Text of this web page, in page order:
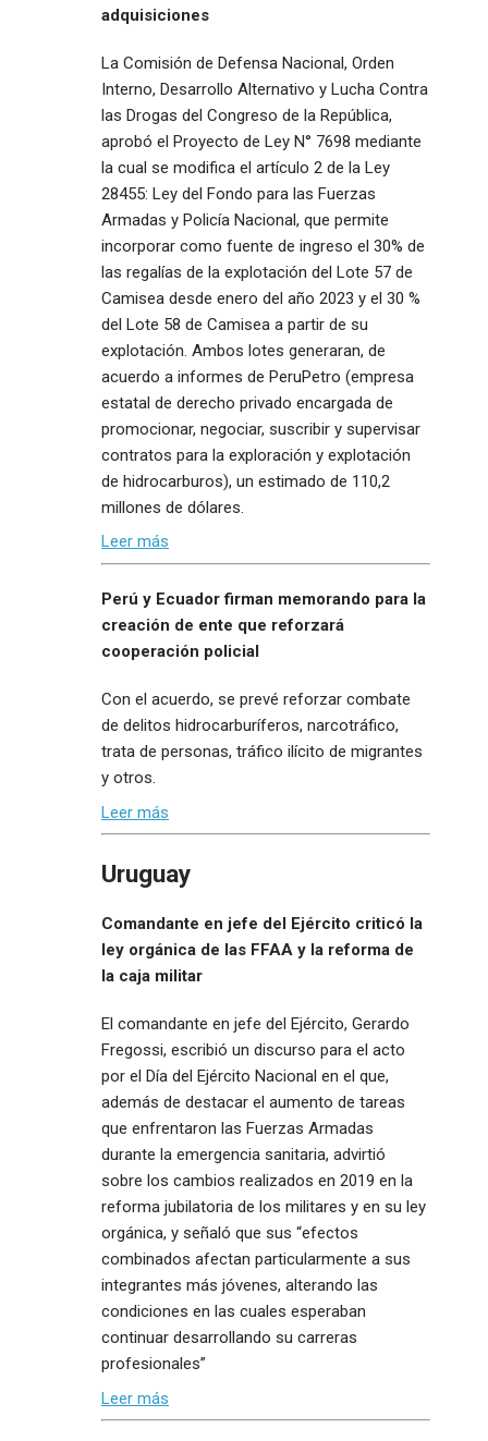
adquisiciones
La Comisión de Defensa Nacional, Orden
Interno, Desarrollo Alternativo y Lucha Contra
las Drogas del Congreso de la República,
aprobó el Proyecto de Ley N° 7698 mediante
la cual se modifica el artículo 2 de la Ley
28455: Ley del Fondo para las Fuerzas
Armadas y Policía Nacional, que permite
incorporar como fuente de ingreso el 30% de
las regalías de la explotación del Lote 57 de
Camisea desde enero del año 2023 y el 30 %
del Lote 58 de Camisea a partir de su
explotación. Ambos lotes generaran, de
acuerdo a informes de PeruPetro (empresa
estatal de derecho privado encargada de
promocionar, negociar, suscribir y supervisar
contratos para la exploración y explotación
de hidrocarburos), un estimado de 110,2
millones de dólares.
Leer más
Perú y Ecuador firman memorando para la
creación de ente que reforzará
cooperación policial
Con el acuerdo, se prevé reforzar combate
de delitos hidrocarburíferos, narcotráfico,
trata de personas, tráfico ilícito de migrantes
y otros.
Leer más
Uruguay
Comandante en jefe del Ejército criticó la
ley orgánica de las FFAA y la reforma de
la caja militar
El comandante en jefe del Ejército, Gerardo
Fregossi, escribió un discurso para el acto
por el Día del Ejército Nacional en el que,
además de destacar el aumento de tareas
que enfrentaron las Fuerzas Armadas
durante la emergencia sanitaria, advirtió
sobre los cambios realizados en 2019 en la
reforma jubilatoria de los militares y en su ley
orgánica, y señaló que sus “efectos
combinados afectan particularmente a sus
integrantes más jóvenes, alterando las
condiciones en las cuales esperaban
continuar desarrollando su carreras
profesionales”
Leer más